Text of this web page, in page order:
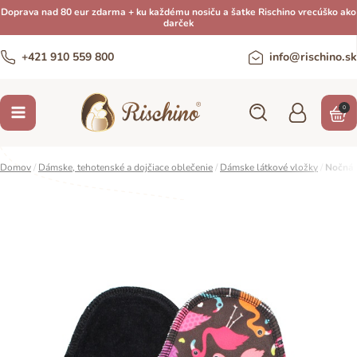
Doprava nad 80 eur zdarma + ku každému nosiču a šatke Rischino vrecúško ako
darček
+421 910 559 800 info@rischino.sk
0
Domov/ Dámske, tehotenské a dojčiace oblečenie/ Dámske látkové vložky Nočná